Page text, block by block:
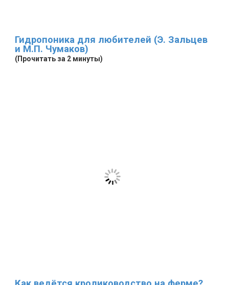
Гидропоника для любителей (Э. Зальцев
и М.П. Чумаков)
(Прочитать за 2 минуты)